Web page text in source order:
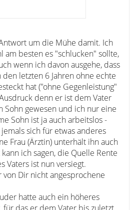
um die Mühe damit. Ich
am besten es "schlucken" sollte,
wenn ich davon ausgehe, dass
letzten 6 Jahren ohne echte
hat ("ohne Gegenleistung"
denn er ist dem Vater
gewesen und ich nur eine
Sohn ist ja auch arbeitslos -
sich für etwas anderes
Frau (Ärztin) unterhält ihn auch
kann ich sagen, die Quelle Rente
Vaters ist nun versiegt.
Dir nicht angesprochene
hatte auch ein höheres